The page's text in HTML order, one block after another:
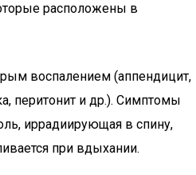
расположены в
воспалением (аппендицит,
перитонит и др.). Симптомы
иррадиирующая в спину,
при вдыхании.